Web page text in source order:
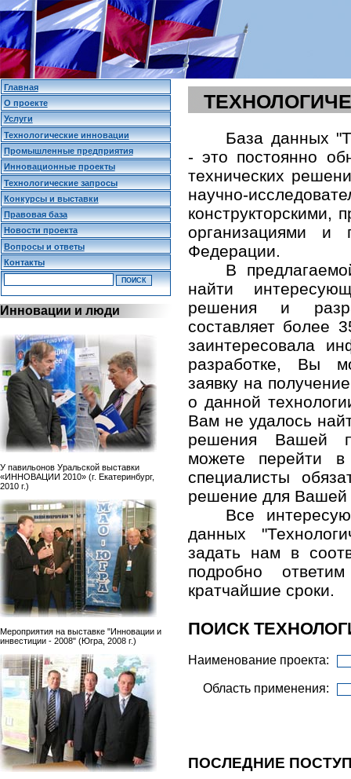
База данных
- это постоянно
технических
научно-
организациями и
Федерации.
В
найти
решения и
составляет более
заинтересовала
разработке, Вы
заявку на
о данной
Вам не удалось
решения Вашей
можете перейти
специалисты
решение для Вашей
Все
данных
задать нам в
подробно
кратчайшие сроки.
ПОИСК
Наименование проекта:
Область применения:
ПОСЛЕДНИЕ
Главная
О проекте
Услуги
Технологические инновации
Промышленные предприятия
Инновационные проекты
Технологические запросы
Конкурсы и выставки
Правовая база
Новости проекта
Вопросы и ответы
Контакты
Инновации и люди
У павильонов Уральской выставки
«ИННОВАЦИИ 2010» (г. Екатеринбург,
2010 г.)
Мероприятия на выставке "Инновации и
инвестиции - 2008" (Югра, 2008 г.)